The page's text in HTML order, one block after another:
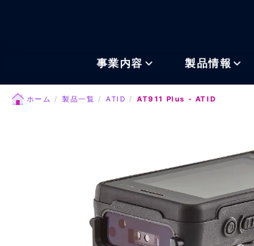
事業内容 製品情報
ホーム 製品一覧 ATID AT911 Plus - ATID